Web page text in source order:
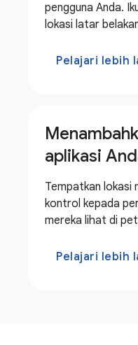
pengguna Anda.
lokasi latar
Pelajari lebih
aplikasi
Tempatkan lokasi
kontrol kepada
mereka lihat di
Pelajari lebih